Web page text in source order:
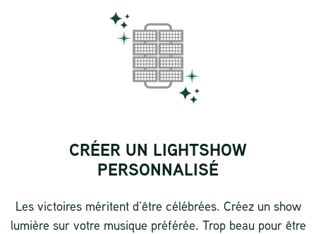
CRÉER UN LIGHTSHOW
PERSONNALISÉ
Les victoires méritent d’être célébrées. Créez un show
lumière sur votre musique préférée. Trop beau pour être